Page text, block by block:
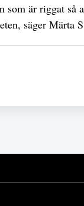
är riggat så
säger Märta